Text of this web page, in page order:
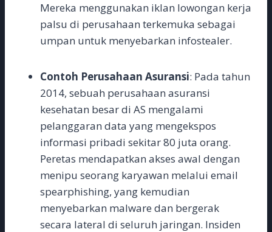
Mereka menggunakan iklan lowongan kerja
palsu di perusahaan terkemuka sebagai
umpan untuk menyebarkan infostealer.
Contoh Perusahaan Asuransi: Pada tahun
2014, sebuah perusahaan asuransi
kesehatan besar di AS mengalami
pelanggaran data yang mengekspos
informasi pribadi sekitar 80 juta orang.
Peretas mendapatkan akses awal dengan
menipu seorang karyawan melalui email
spearphishing, yang kemudian
menyebarkan malware dan bergerak
secara lateral di seluruh jaringan. Insiden